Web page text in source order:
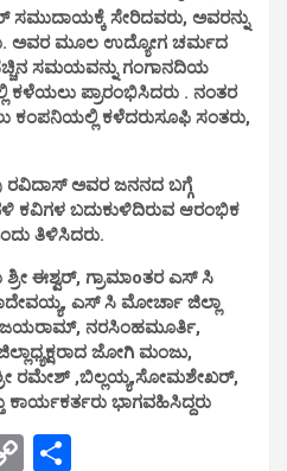
ಸೇರಿದವರು, ಅವರನ್ನು
ಅವರ ಮೂಲ ಉದ್ಯೋಗ ಚರ್ಮದ
ಸಮಯವನ್ನು ಗಂಗಾನದಿಯ
ಕಳೆಯಲು ಪ್ರಾರಂಭಿಸಿದರು . ನಂತರ
ಕಂಪನಿಯಲ್ಲಿ ಕಳೆದರುಸೂಫಿ ಸಂತರು,
ರವಿದಾಸ್ ಅವರ ಜನನದ ಬಗ್ಗೆ
ಕವಿಗಳ ಬದುಕುಳಿದಿರುವ ಆರಂಭಿಕ
ತಿಳಿಸಿದರು.
ಈಶ್ವರ್, ಗ್ರಾಮಾoತರ ಎಸ್ ಸಿ
ಎಸ್ ಸಿ ಮೋರ್ಚಾ ಜಿಲ್ಲಾ
ಜಯರಾಮ್, ನರಸಿಂಹಮೂರ್ತಿ,
ಜೋಗಿ ಮಂಜು,
ರಮೇಶ್ ,ಬಿಲ್ಲಯ್ಯ,ಸೋಮಶೇಖರ್,
ಭಾಗವಹಿಸಿದ್ದರು
C